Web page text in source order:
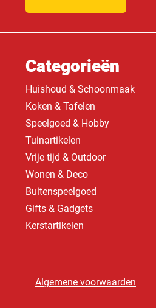
Categorieën
Huishoud & Schoonmaak
Koken & Tafelen
Speelgoed & Hobby
Tuinartikelen
Vrije tijd & Outdoor
Wonen & Deco
Buitenspeelgoed
Gifts & Gadgets
Kerstartikelen
Algemene voorwaarden